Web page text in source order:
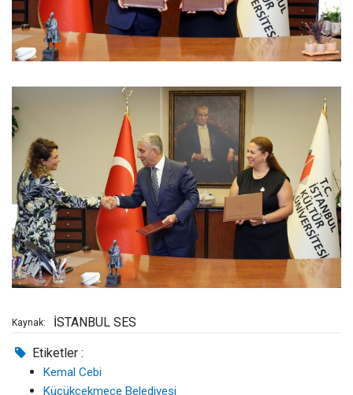
Kaynak: İSTANBUL SES
Etiketler :
Kemal Cebi
Küçükçekmece Belediyesi